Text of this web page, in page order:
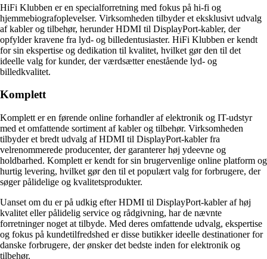
HiFi Klubben er en specialforretning med fokus på hi-fi og
hjemmebiografoplevelser. Virksomheden tilbyder et eksklusivt udvalg
af kabler og tilbehør, herunder HDMI til DisplayPort-kabler, der
opfylder kravene fra lyd- og billedentusiaster. HiFi Klubben er kendt
for sin ekspertise og dedikation til kvalitet, hvilket gør den til det
ideelle valg for kunder, der værdsætter enestående lyd- og
billedkvalitet.
Komplett
Komplett er en førende online forhandler af elektronik og IT-udstyr
med et omfattende sortiment af kabler og tilbehør. Virksomheden
tilbyder et bredt udvalg af HDMI til DisplayPort-kabler fra
velrenommerede producenter, der garanterer høj ydeevne og
holdbarhed. Komplett er kendt for sin brugervenlige online platform og
hurtig levering, hvilket gør den til et populært valg for forbrugere, der
søger pålidelige og kvalitetsprodukter.
Uanset om du er på udkig efter HDMI til DisplayPort-kabler af høj
kvalitet eller pålidelig service og rådgivning, har de nævnte
forretninger noget at tilbyde. Med deres omfattende udvalg, ekspertise
og fokus på kundetilfredshed er disse butikker ideelle destinationer for
danske forbrugere, der ønsker det bedste inden for elektronik og
tilbehør.